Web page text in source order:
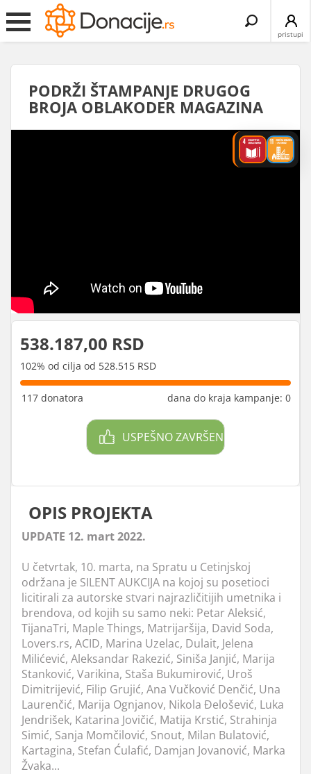
pristupi
Search
PODRŽI ŠTAMPANJE DRUGOG
BROJA OBLAKODER MAGAZINA
538.187,00 RSD
102% od cilja od 528.515 RSD
117 donatora dana do kraja kampanje: 0
USPEŠNO ZAVRŠEN
OPIS PROJEKTA
UPDATE 12. mart 2022.
U četvrtak, 10. marta, na Spratu u Cetinjskoj
održana je SILENT AUKCIJA na kojoj su posetioci
licitirali za autorske stvari najrazličitijih umetnika i
brendova, od kojih su samo neki: Petar Aleksić,
TijanaTri, Maple Things, Matrijaršija, David Soda,
Lovers.rs, ACID, Marina Uzelac, Dulait, Jelena
Milićević, Aleksandar Rakezić, Siniša Janjić, Marija
Stanković, Varikina, Staša Bukumirović, Uroš
Dimitrijević, Filip Grujić, Ana Vučković Denčić, Una
Laurenčić, Marija Ognjanov, Nikola Đelošević, Luka
Jendrišek, Katarina Jovičić, Matija Krstić, Strahinja
Simić, Sanja Momčilović, Snout, Milan Bulatović,
Kartagina, Stefan Ćulafić, Damjan Jovanović, Marka
Žvaka...